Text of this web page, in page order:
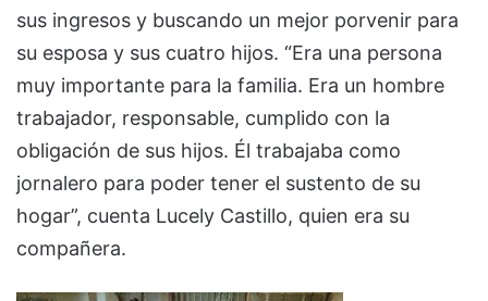
sus ingresos y buscando un mejor porvenir para
su esposa y sus cuatro hijos. “Era una persona
muy importante para la familia. Era un hombre
trabajador, responsable, cumplido con la
obligación de sus hijos. Él trabajaba como
jornalero para poder tener el sustento de su
hogar”, cuenta Lucely Castillo, quien era su
compañera.